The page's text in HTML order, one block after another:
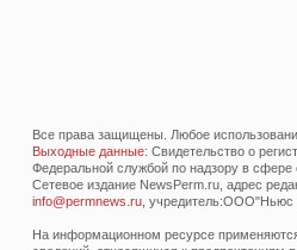
Все права защищены. Любое
Выходные данные: Свидетельство о
Федеральной службой по надзору в
Сетевое издание NewsPerm.ru, адрес
info@permnews.ru , учредитель:ООО"Ньюс
На информационном ресурсе